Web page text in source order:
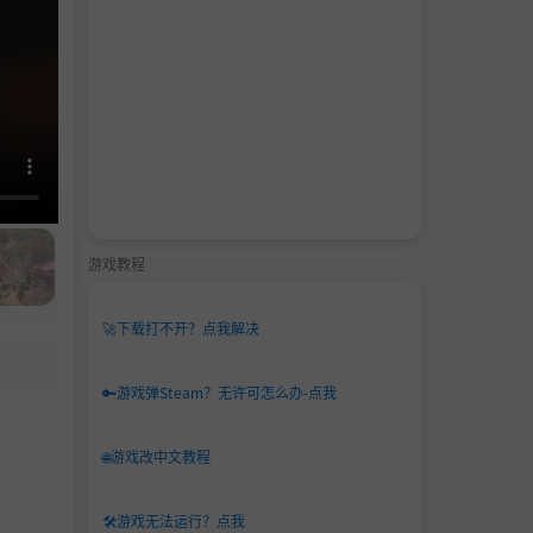
游戏教程
🚀下载打不开？点我解决
🔑游戏弹Steam？无许可怎么办-点我
🌐游戏改中文教程
🛠️游戏无法运行？点我